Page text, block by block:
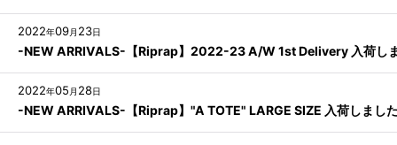
2022年09月 23日
-NEW ARRIVALS-【Riprap】2022-23 A/W 1st Delivery 入荷し
2022年05 月 28日
-NEW ARRIVALS-【Riprap】"A TOTE" LARGE SIZE 入荷しました